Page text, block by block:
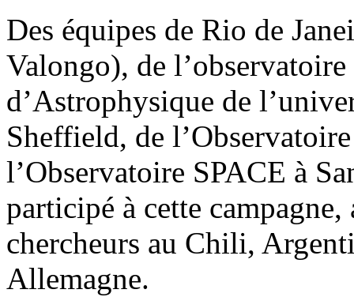
Des équipes de Rio de
Valongo), de
d’Astrophysique de
Sheffield, de
l’Observatoire SPACE à
participé à cette
chercheurs au Chili,
Allemagne.